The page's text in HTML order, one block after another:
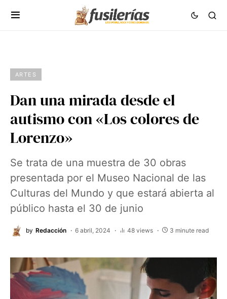
ARTES
Dan una mirada desde el
autismo con «Los colores de
Lorenzo»
Se trata de una muestra de 30 obras
presentada por el Museo Nacional de las
Culturas del Mundo y que estará abierta al
público hasta el 30 de junio
by Redacción 6 abril, 2024 48 views 3 minute read